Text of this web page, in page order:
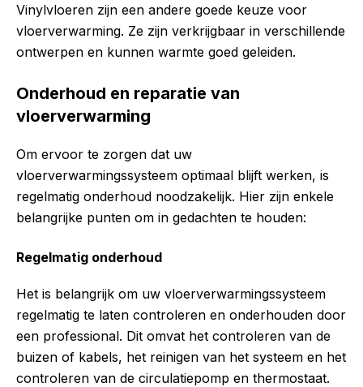
Vinylvloeren zijn een andere goede keuze voor
vloerverwarming. Ze zijn verkrijgbaar in verschillende
ontwerpen en kunnen warmte goed geleiden.
Onderhoud en reparatie van
vloerverwarming
Om ervoor te zorgen dat uw
vloerverwarmingssysteem optimaal blijft werken, is
regelmatig onderhoud noodzakelijk. Hier zijn enkele
belangrijke punten om in gedachten te houden:
Regelmatig onderhoud
Het is belangrijk om uw vloerverwarmingssysteem
regelmatig te laten controleren en onderhouden door
een professional. Dit omvat het controleren van de
buizen of kabels, het reinigen van het systeem en het
controleren van de circulatiepomp en thermostaat.